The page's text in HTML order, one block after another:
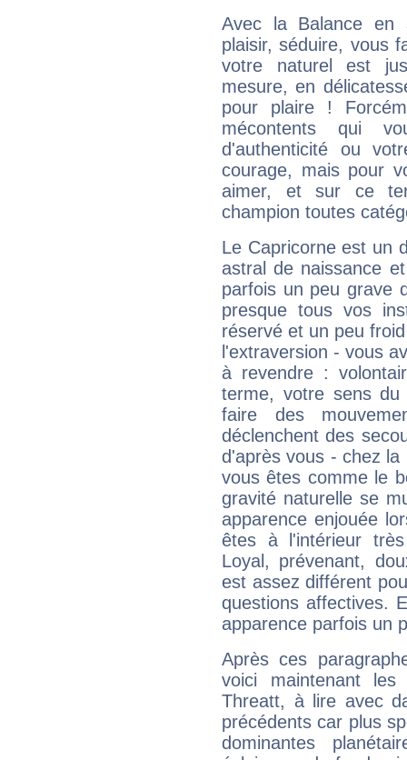
Avec la Balance en
plaisir, séduire, vous
votre naturel est
mesure, en
pour plaire !
mécontents qui
d'authenticité ou
courage, mais pour
aimer, et sur ce
champion toutes
Le Capricorne est un
astral de naissance
parfois un peu grave
presque tous vos
réservé et un peu
l'extraversion - vous
à revendre :
terme, votre sens
faire des
déclenchent des
d'après vous - chez
vous êtes comme le
gravité naturelle se
apparence enjouée
êtes à l'intérieur
Loyal, prévenant,
est assez différent
questions affectives.
apparence parfois un
Après ces
voici maintenant
Threatt, à lire avec
précédents car plus
dominantes